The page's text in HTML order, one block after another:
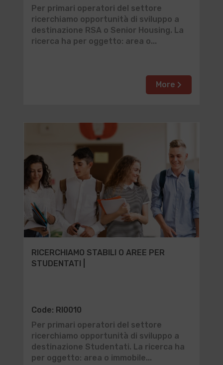
Per primari operatori del settore
ricerchiamo opportunità di sviluppo a
destinazione RSA o Senior Housing. La
ricerca ha per oggetto: area o...
More
RICERCHIAMO STABILI O AREE PER
STUDENTATI |
Code: RI0010
Per primari operatori del settore
ricerchiamo opportunità di sviluppo a
destinazione Studentati. La ricerca ha
per oggetto: area o immobile...